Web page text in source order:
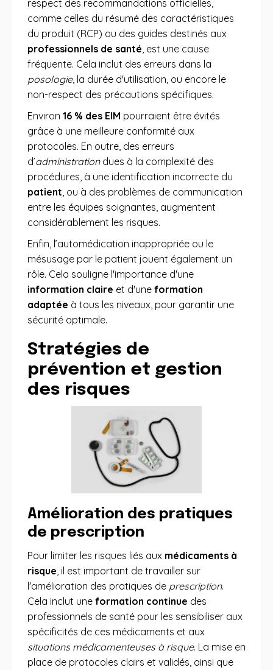
respect des recommandations officielles,
comme celles du résumé des caractéristiques
du produit (RCP) ou des guides destinés aux
professionnels de santé, est une cause
fréquente. Cela inclut des erreurs dans la
posologie, la durée d'utilisation, ou encore le
non-respect des précautions spécifiques.
Environ 16 % des EIM pourraient être évités
grâce à une meilleure conformité aux
protocoles. En outre, des erreurs
d’administrationdues à la complexité des
procédures, à une identification incorrecte du
patient, ou à des problèmes de communication
entre les équipes soignantes, augmentent
considérablement les risques.
Enfin, l’automédication inappropriée ou le
mésusage par le patient jouent également un
rôle. Cela souligne l'importance d'une
information claire et d'une formation
adaptée à tous les niveaux, pour garantir une
sécurité optimale.
Stratégies de
prévention et gestion
des risques
Amélioration des pratiques
de prescription
Pour limiter les risques liés aux médicaments à
risque, il est important de travailler sur
l'amélioration des pratiques de prescription.
Cela inclut une formation continue des
professionnels de santé pour les sensibiliser aux
spécificités de ces médicaments et aux
situations médicamenteuses à risque. La mise en
place de protocoles clairs et validés, ainsi que